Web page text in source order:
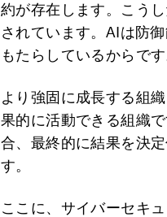
約が存在します。こう
されています。AIは防
もたらしているからです
より強固に成長する組
果的に活動できる組織
合、最終的に結果を決
す。
ここに、サイバーセキ